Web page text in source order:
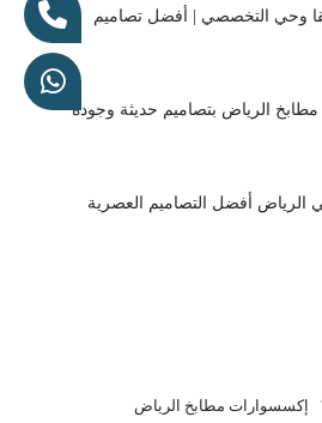
وحي التخصصي | أفضل تصاميم
الرياض بتصاميم حديثة وجودة
الرياض أفضل التصاميم العصرية
إكسسوارات مطابخ الرياض